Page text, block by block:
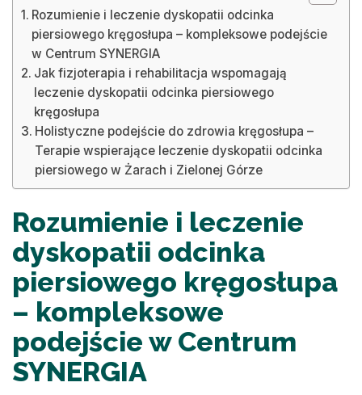
Rozumienie i leczenie dyskopatii odcinka
piersiowego kręgosłupa – kompleksowe podejście
w Centrum SYNERGIA
Jak fizjoterapia i rehabilitacja wspomagają
leczenie dyskopatii odcinka piersiowego
kręgosłupa
Holistyczne podejście do zdrowia kręgosłupa –
Terapie wspierające leczenie dyskopatii odcinka
piersiowego w Żarach i Zielonej Górze
Rozumienie i leczenie
dyskopatii odcinka
piersiowego kręgosłupa
– kompleksowe
podejście w Centrum
SYNERGIA